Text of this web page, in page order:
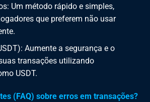
Um método rápido e simples,
que preferem não usar
Aumente a segurança e o
transações utilizando
USDT.
(FAQ) sobre erros em transações?